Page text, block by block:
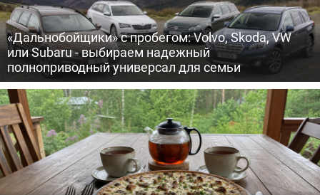
«Дальнобойщики» с пробегом: Volvo, Skoda, VW
или Subaru - выбираем надежный
полноприводный универсал для семьи